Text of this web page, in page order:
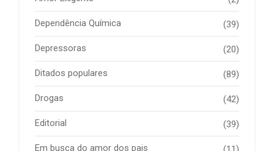
Dependência Química (39)
Depressoras (20)
Ditados populares (89)
Drogas (42)
Editorial (39)
Em busca do amor dos pais